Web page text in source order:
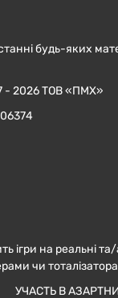
будь-яких
- 2026 ТОВ «ПМХ»
ігри на реальні
чи
УЧАСТЬ В